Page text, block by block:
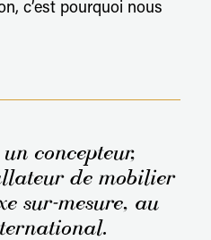
c’est pourquoi nous
concepteur,
de mobilier
sur-mesure, au